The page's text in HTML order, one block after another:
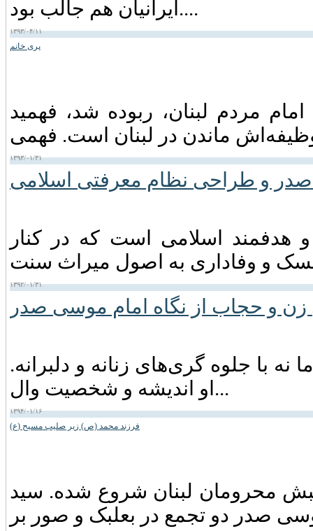
ایرانیان هم جالب بود....
۱۳۹۳/۰۴/۱۱
پری خانم
مردم لبنان، ربوده شد، فهمید
۱۳۹۳/۰۱/۳۱
و طراحی نظام معرفتی اسلامی
اسلامی است که در کنار
۱۳۹۲/۰۱/۳۱
زن و حجاب از نگاه امام موسی صدر
با جلوه گری‌های زنانه و دلبرانه.
او اندیشه و شخصیت وال...
۱۳۹۴/۰۱/۱۶
فرزند محمد (ص) زیر صلیب مسیح (ع)
است. جنبش محرومان لبنان شروع شده. سید